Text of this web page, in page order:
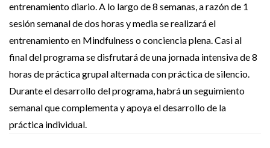
entrenamiento diario.A lo largo de 8 semanas, a razón de 1
sesión semanal de dos horas y media se realizará el
entrenamiento en Mindfulness o conciencia plena. Casi al
final del programa se disfrutará de una jornada intensiva de 8
horas de práctica grupal alternada con práctica de silencio.
Durante el desarrollo del programa, habrá un seguimiento
semanal que complementa y apoya el desarrollo de la
práctica individual.